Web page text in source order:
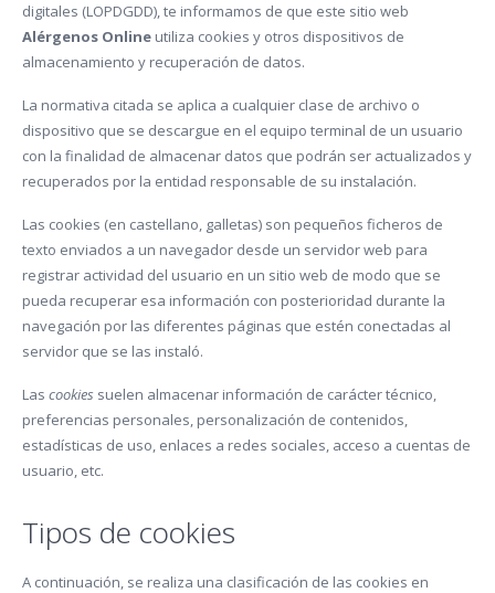
Contacto
digitales (LOPDGDD), te informamos de que este sitio web
Alérgenos Online utiliza cookies y otros dispositivos de
almacenamiento y recuperación de datos.
La normativa citada se aplica a cualquier clase de archivo o
dispositivo que se descargue en el equipo terminal de un usuario
con la finalidad de almacenar datos que podrán ser actualizados y
recuperados por la entidad responsable de su instalación.
Las cookies (en castellano, galletas) son pequeños ficheros de
texto enviados a un navegador desde un servidor web para
registrar actividad del usuario en un sitio web de modo que se
pueda recuperar esa información con posterioridad durante la
navegación por las diferentes páginas que estén conectadas al
servidor que se las instaló.
Las cookies suelen almacenar información de carácter técnico,
preferencias personales, personalización de contenidos,
estadísticas de uso, enlaces a redes sociales, acceso a cuentas de
usuario, etc.
Tipos de cookies
A continuación, se realiza una clasificación de las cookies en